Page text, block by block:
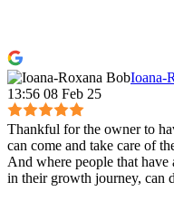
Ioana-
13:56 08 Feb 25
Thankful for the owner to
can come and take care of
And where people that
in their growth journey, can